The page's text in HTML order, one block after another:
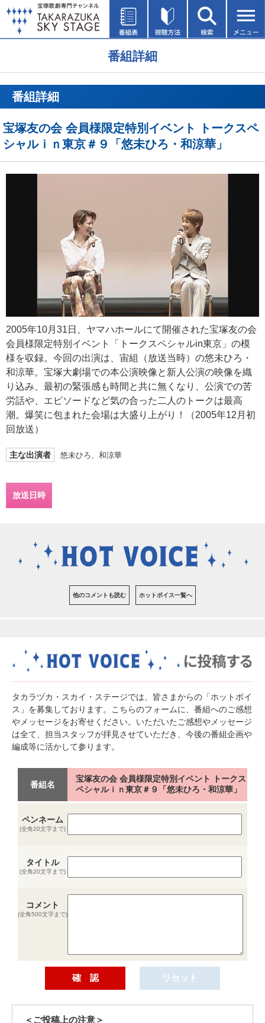
番組詳細
番組詳細
宝塚友の会 会員様限定特別イベント トークスペ
シャルｉｎ東京＃９「悠未ひろ・和涼華」
2005年10月31日、ヤマハホールにて開催された宝塚友の会
会員様限定特別イベント「トークスペシャルin東京」の模
様を収録。今回の出演は、宙組（放送当時）の悠未ひろ・
和涼華。宝塚大劇場での本公演映像と新人公演の映像を織
り込み、最初の緊張感も時間と共に無くなり、公演での苦
労話や、エピソードなど気の合った二人のトークは最高
潮。爆笑に包まれた会場は大盛り上がり！（2005年12月初
回放送）
主な出演者 悠未ひろ、和涼華
放送日時
他のコメントも読む ホットボイス一覧へ
タカラヅカ・スカイ・ステージでは、皆さまからの「ホットボイ
ス」を募集しております。こちらのフォームに、番組へのご感想
やメッセージをお寄せください。いただいたご感想やメッセージ
は全て、担当スタッフが拝見させていただき、今後の番組企画や
編成等に活かして参ります。
番組名
宝塚友の会 会員様限定特別イベント トークス
ペシャルｉｎ東京＃９「悠未ひろ・和涼華」
ペンネーム
(全角20文字まで)
タイトル
(全角20文字まで)
コメント
(全角500文字まで)
＜ご投稿上の注意＞